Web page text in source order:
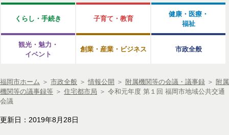
くらし・手続き 子育て・教育
健康・医療・
福祉
観光・魅力・
イベント
創業・産業・ビジネス 市政全般
福岡市ホーム ＞ 市政全般 ＞ 情報公開 ＞ 附属機関等の会議・議事録 ＞ 附属
機関等の議事録等 ＞ 住宅都市局 ＞ 令和元年度 第１回 福岡市地域公共交通
会議
更新日：2019年8月28日